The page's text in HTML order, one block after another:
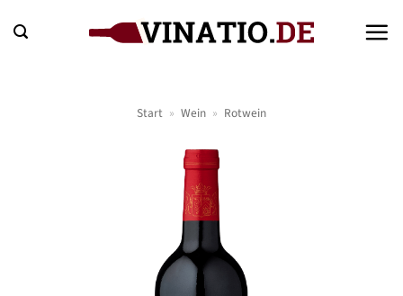
Inhalt
Start » Wein » Rotwein